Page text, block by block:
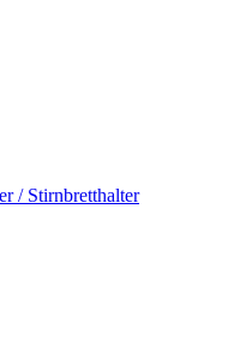
/ Stirnbretthalter